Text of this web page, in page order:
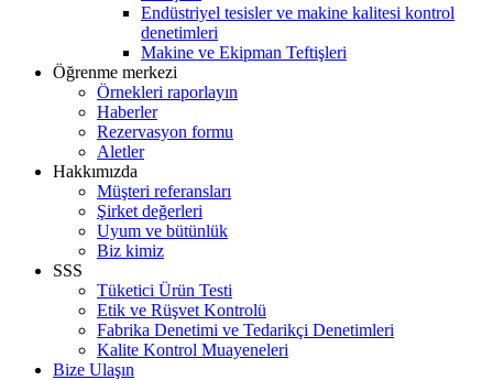
Endüstriyel tesisler ve makine kalitesi kontrol
denetimleri
Makine ve Ekipman Teftişleri
Öğrenme merkezi
Örnekleri raporlayın
Haberler
Rezervasyon formu
Aletler
Hakkımızda
Müşteri referansları
Şirket değerleri
Uyum ve bütünlük
Biz kimiz
SSS
Tüketici Ürün Testi
Etik ve Rüşvet Kontrolü
Fabrika Denetimi ve Tedarikçi Denetimleri
Kalite Kontrol Muayeneleri
Bize Ulaşın